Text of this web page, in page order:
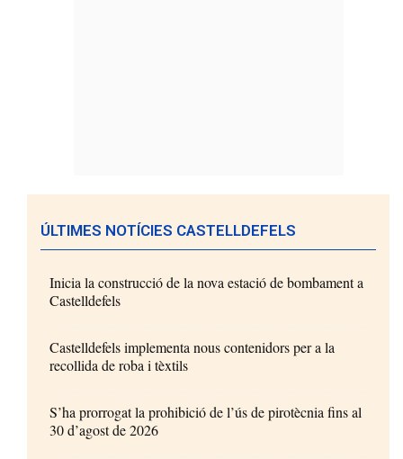
ÚLTIMES NOTÍCIES CASTELLDEFELS
Inicia la construcció de la nova estació de bombament a
Castelldefels
Castelldefels implementa nous contenidors per a la
recollida de roba i tèxtils
S’ha prorrogat la prohibició de l’ús de pirotècnia fins al
30 d’agost de 2026